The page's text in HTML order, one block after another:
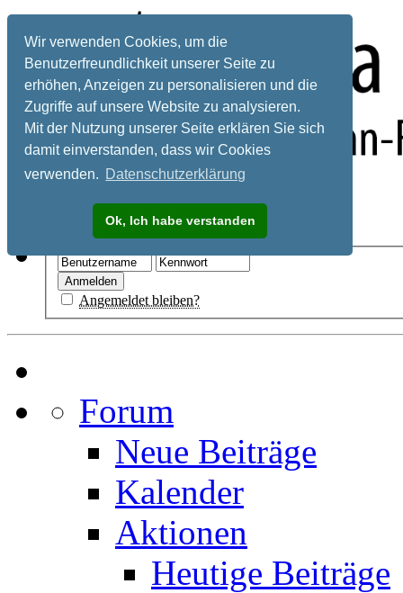
Wir verwenden Cookies, um die
Benutzerfreundlichkeit unserer Seite zu
erhöhen, Anzeigen zu personalisieren und die
Zugriffe auf unsere Website zu analysieren.
Mit der Nutzung unserer Seite erklären Sie sich
damit einverstanden, dass wir Cookies
verwenden. Datenschutzerklärung
Ok, Ich habe verstanden
Registrieren
Angemeldet bleiben?
Forum
Neue Beiträge
Kalender
Aktionen
Heutige Beiträge